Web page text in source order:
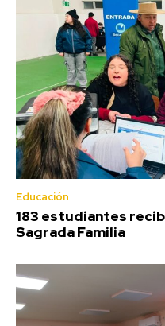
Educación
183 estudiantes
Sagrada Familia